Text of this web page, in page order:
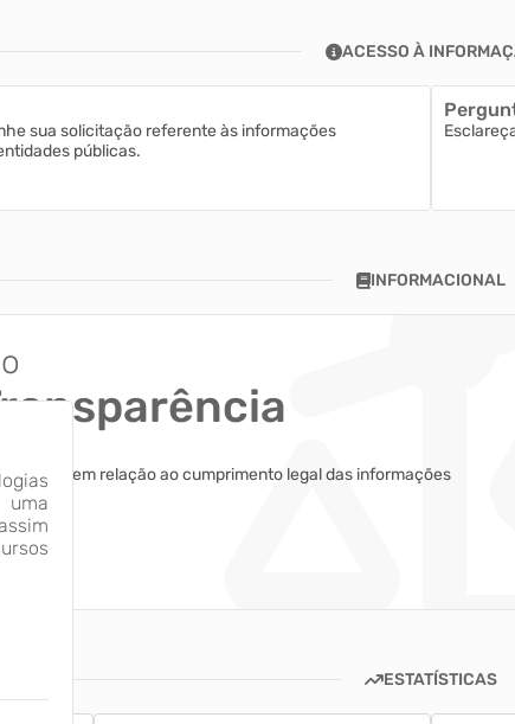
ACESSO À
sua solicitação referente às informações
públicas.
INFORMACIONAL
em relação ao cumprimento legal das informações
ESTATÍSTICAS